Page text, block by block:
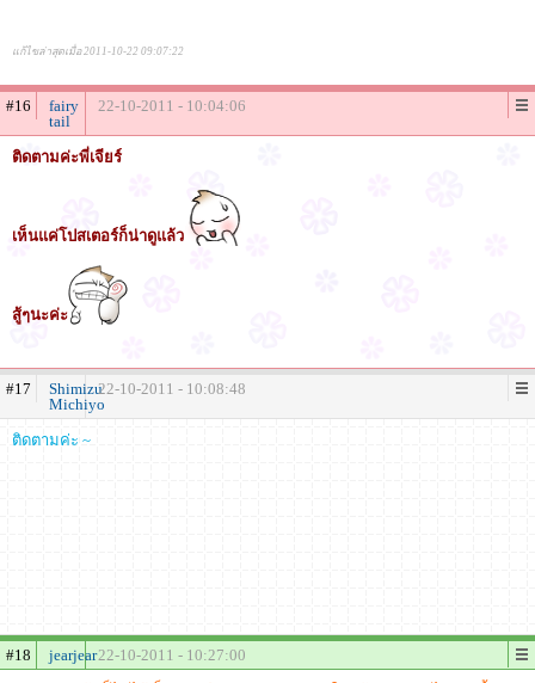
แก้ไขล่าสุดเมื่อ 2011-10-22 09:07:22
#16
fairy
tail
22-10-2011 - 10:04:06
ติดตามค่ะพี่เจียร์
เห็นแค่โปสเตอร์ก็น่าดูแล้ว
สู้ๆนะค่ะ
#17
Shimizu
Michiyo
22-10-2011 - 10:08:48
ติดตามค่ะ ~
#18 jearjear22-10-2011 - 10:27:00